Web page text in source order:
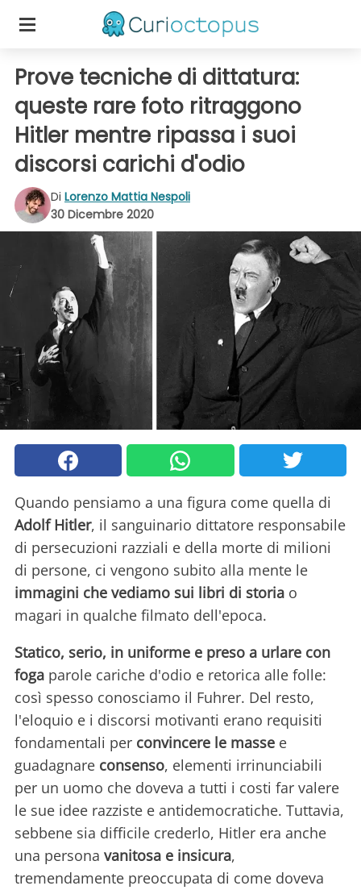
Prove tecniche di dittatura:
queste rare foto ritraggono
Hitler mentre ripassa i suoi
discorsi carichi d'odio
Di Lorenzo Mattia Nespoli
30 Dicembre 2020
Quando pensiamo a una figura come quella di
Adolf Hitler, il sanguinario dittatore responsabile
di persecuzioni razziali e della morte di milioni
di persone, ci vengono subito alla mente le
immagini che vediamo sui libri di storia o
magari in qualche filmato dell'epoca.
Statico, serio, in uniforme e preso a urlare con
foga parole cariche d'odio e retorica alle folle:
così spesso conosciamo il Fuhrer. Del resto,
l'eloquio e i discorsi motivanti erano requisiti
fondamentali per convincere le masse e
guadagnare consenso, elementi irrinunciabili
per un uomo che doveva a tutti i costi far valere
le sue idee razziste e antidemocratiche. Tuttavia,
sebbene sia difficile crederlo, Hitler era anche
una persona vanitosa e insicura,
tremendamente preoccupata di come doveva